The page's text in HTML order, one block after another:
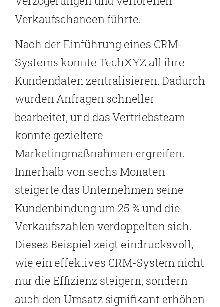
Verkaufschancen führte.
Nach der Einführung eines CRM-
Systems konnte TechXYZ all ihre
Kundendaten zentralisieren. Dadurch
wurden Anfragen schneller
bearbeitet, und das Vertriebsteam
konnte gezieltere
Marketingmaßnahmen ergreifen.
Innerhalb von sechs Monaten
steigerte das Unternehmen seine
Kundenbindung um 25 % und die
Verkaufszahlen verdoppelten sich.
Dieses Beispiel zeigt eindrucksvoll,
wie ein effektives CRM-System nicht
nur die Effizienz steigern, sondern
auch den Umsatz signifikant erhöhen